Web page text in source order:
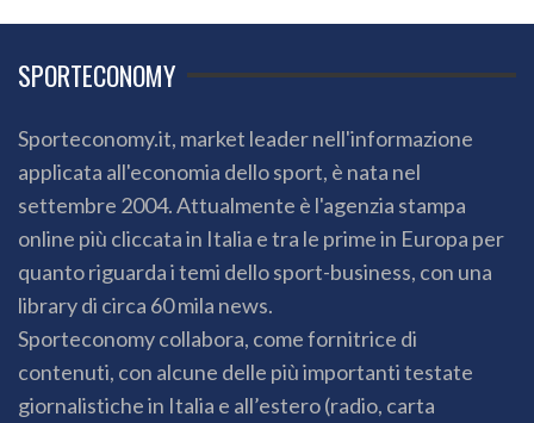
SPORTECONOMY
Sporteconomy.it, market leader nell'informazione
applicata all'economia dello sport, è nata nel
settembre 2004. Attualmente è l'agenzia stampa
online più cliccata in Italia e tra le prime in Europa per
quanto riguarda i temi dello sport-business, con una
library di circa 60 mila news.
Sporteconomy collabora, come fornitrice di
contenuti, con alcune delle più importanti testate
giornalistiche in Italia e all’estero (radio, carta